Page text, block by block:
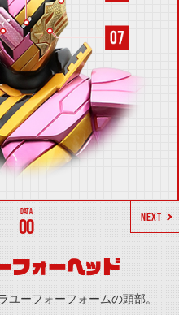
00 NEXT
ォーヘッド
ユーフォーフォームの頭部。